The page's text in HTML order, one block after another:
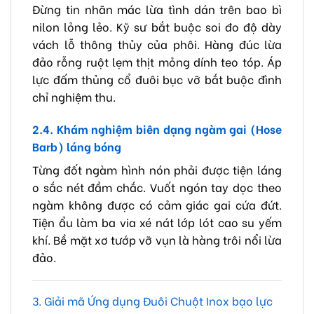
Đừng tin nhãn mác lừa tình dán trên bao bì
nilon lỏng lẻo. Kỹ sư bắt buộc soi đo độ dày
vách lỗ thông thủy của phôi. Hàng đúc lừa
đảo rỗng ruột lẹm thịt mỏng dính teo tóp. Áp
lực đấm thủng cổ đuôi bục vỡ bắt buộc đình
chỉ nghiệm thu.
2.4. Khám nghiệm biên dạng ngàm gai (Hose
Barb) láng bóng
Từng đốt ngàm hình nón phải được tiện láng
o sắc nét đầm chắc. Vuốt ngón tay dọc theo
ngàm không được có cảm giác gai cứa đứt.
Tiện ẩu làm ba via xé nát lớp lót cao su yếm
khí. Bề mặt xơ tướp vỡ vụn là hàng trôi nổi lừa
đảo.
3. Giải mã Ứng dụng Đuôi Chuột Inox bạo lực